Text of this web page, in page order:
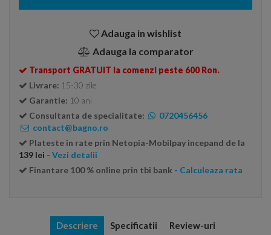
Adauga in wishlist
Adauga la comparator
Transport GRATUIT la comenzi peste 600 Ron.
Livrare: 15-30 zile
Garantie: 10 ani
Consultanta de specialitate:
0720456456
contact@bagno.ro
Plateste in rate prin Netopia-Mobilpay incepand de la
139 lei - Vezi detalii
Finantare 100 % online prin tbi bank - Calculeaza rata
Descriere Specificatii Review-uri